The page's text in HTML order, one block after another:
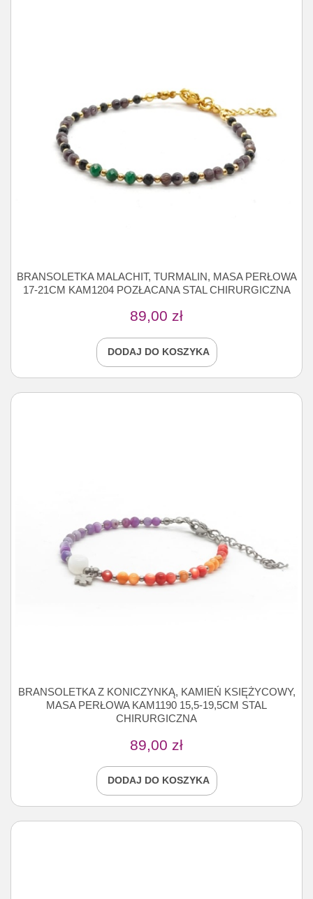
BRANSOLETKA MALACHIT, TURMALIN, MASA PERŁOWA
17-21CM KAM1204 POZŁACANA STAL CHIRURGICZNA
89,00 zł
DODAJ DO KOSZYKA
BRANSOLETKA Z KONICZYNKĄ, KAMIEŃ KSIĘŻYCOWY,
MASA PERŁOWA KAM1190 15,5-19,5CM STAL
CHIRURGICZNA
89,00 zł
DODAJ DO KOSZYKA